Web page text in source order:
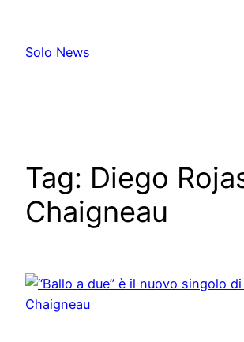
content
Solo News
Tag: Diego
Chaigneau